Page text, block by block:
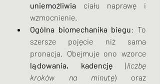
uniemożliwia ciału naprawę i
wzmocnienie.
Ogólna biomechanika biegu: To
szersze pojęcie niż sama
lądowania, kadencję (liczbę
kroków na minutę) oraz